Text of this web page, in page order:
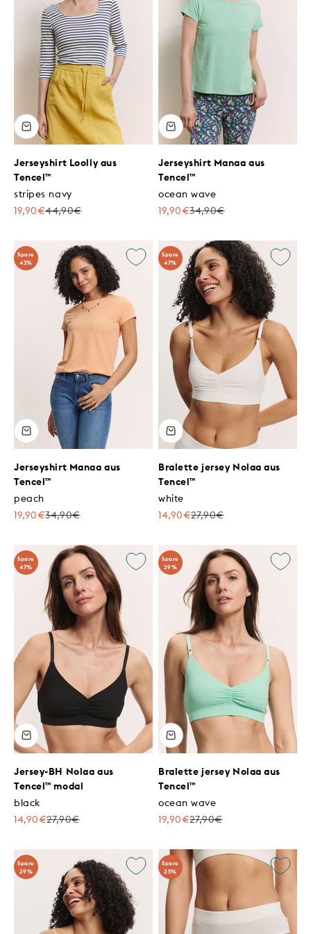
Jerseyshirt Loolly aus
Tencel™
stripes navy
Angebot
19,90€Regulärer Preis
44,90€
Jerseyshirt Manaa aus
Tencel™
ocean wave
Angebot
19,90€Regulärer Preis
34,90€
Spare
43%
Jerseyshirt Manaa aus
Tencel™
peach
Angebot
19,90€Regulärer Preis
34,90€
Spare
47%
Bralette jersey Nolaa aus
Tencel™
white
Angebot
14,90€Regulärer Preis
27,90€
Spare
47%
Jersey-BH Nolaa aus
Tencel™ modal
black
Angebot
14,90€Regulärer Preis
27,90€
Spare
29%
Bralette jersey Nolaa aus
Tencel™
ocean wave
Angebot
19,90€Regulärer Preis
27,90€
Spare
29%
Spare
25%